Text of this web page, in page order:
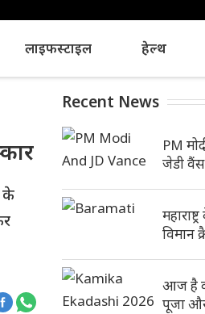
लाइफस्टाइल हेल्थ
के
Recent News
PM
जेडी
विमान
आज है
पूजा